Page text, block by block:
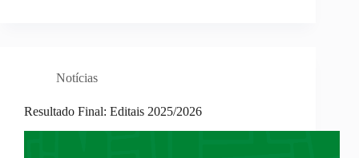
Notícias
Resultado Final: Editais 2025/2026